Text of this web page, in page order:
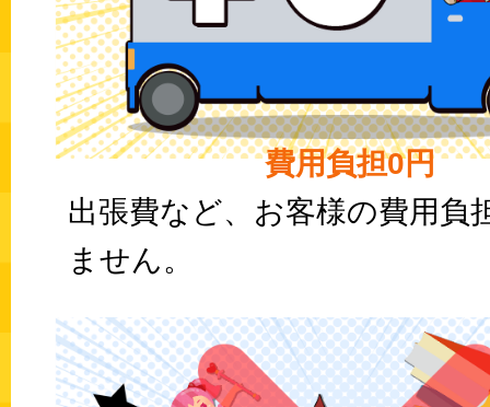
費用負担0円
出張費など、お客様の費用負
ません。